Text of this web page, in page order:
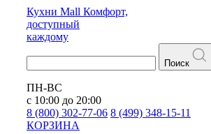
Кухни Mall Комфорт,
доступный
каждому
Поиск
ПН-ВС
с 10:00 до 20:00
8 (800) 302-77-06 8 (499) 348-15-11
КОРЗИНА